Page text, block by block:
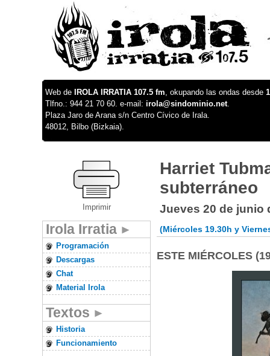
Web de IROLA IRRATIA 107.5 fm, okupando las ondas desde
Tlfno.: 944 21 70 60. e-mail: irola@sindominio.net.
Plaza Jaro de Arana s/n Centro Cívico de Irala.
48012, Bilbo (Bizkaia).
Imprimir
Irola Irratia
Programación
Descargas
Chat
Material Irola
Textos
Historia
Funcionamiento
Harriet
subterráneo
Jueves 20 de junio
(Miércoles 19.30h y
ESTE MIÉRCOLES